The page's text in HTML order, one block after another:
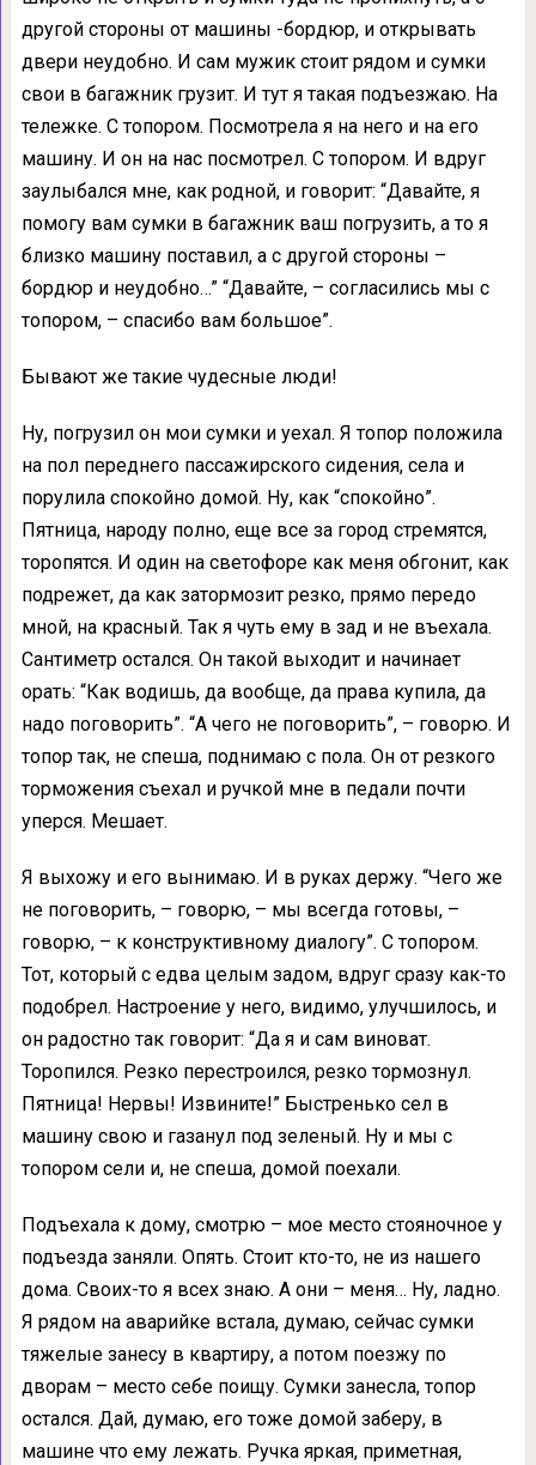
другой стороны от машины -бордюр, и открывать
двери неудобно. И сам мужик стоит рядом и сумки
свои в багажник грузит. И тут я такая подъезжаю. На
тележке. С топором. Посмотрела я на него и на его
машину. И он на нас посмотрел. С топором. И вдруг
заулыбался мне, как родной, и говорит: “Давайте, я
помогу вам сумки в багажник ваш погрузить, а то я
близко машину поставил, а с другой стороны –
бордюр и неудобно…” “Давайте, – согласились мы с
топором, – спасибо вам большое”.
Бывают же такие чудесные люди!
Ну, погрузил он мои сумки и уехал. Я топор положила
на пол переднего пассажирского сидения, села и
порулила спокойно домой. Ну, как “спокойно”.
Пятница, народу полно, еще все за город стремятся,
торопятся. И один на светофоре как меня обгонит, как
подрежет, да как затормозит резко, прямо передо
мной, на красный. Так я чуть ему в зад и не въехала.
Сантиметр остался. Он такой выходит и начинает
орать: “Как водишь, да вообще, да права купила, да
надо поговорить”. “А чего не поговорить”, – говорю. И
топор так, не спеша, поднимаю с пола. Он от резкого
торможения съехал и ручкой мне в педали почти
уперся. Мешает.
Я выхожу и его вынимаю. И в руках держу. “Чего же
не поговорить, – говорю, – мы всегда готовы, –
говорю, – к конструктивному диалогу”. С топором.
Тот, который с едва целым задом, вдруг сразу как-то
подобрел. Настроение у него, видимо, улучшилось, и
он радостно так говорит: “Да я и сам виноват.
Торопился. Резко перестроился, резко тормознул.
Пятница! Нервы! Извините!” Быстренько сел в
машину свою и газанул под зеленый. Ну и мы с
топором сели и, не спеша, домой поехали.
Подъехала к дому, смотрю – мое место стояночное у
подъезда заняли. Опять. Стоит кто-то, не из нашего
дома. Своих-то я всех знаю. А они – меня… Ну, ладно.
Я рядом на аварийке встала, думаю, сейчас сумки
тяжелые занесу в квартиру, а потом поезжу по
дворам – место себе поищу. Сумки занесла, топор
остался. Дай, думаю, его тоже домой заберу, в
машине что ему лежать. Ручка яркая, приметная,